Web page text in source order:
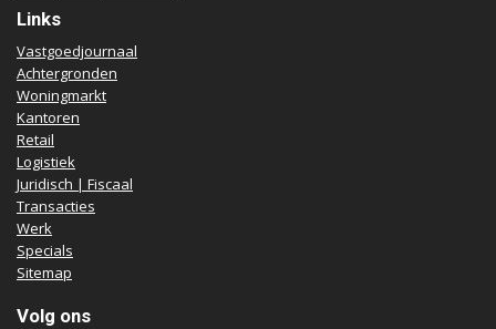
Links
Vastgoedjournaal
Achtergronden
Woningmarkt
Kantoren
Retail
Logistiek
Juridisch | Fiscaal
Transacties
Werk
Specials
Sitemap
Volg ons